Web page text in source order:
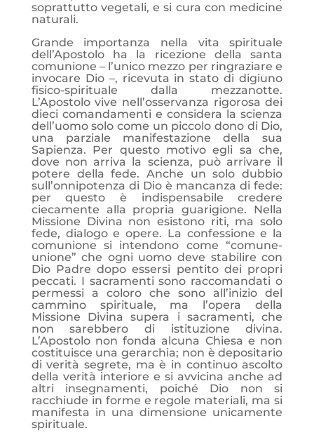
soprattutto vegetali, e si cura con medicine
naturali.
Grande importanza nella vita spirituale
dell’Apostolo ha la ricezione della santa
comunione – l’unico mezzo per ringraziare e
invocare Dio –, ricevuta in stato di digiuno
fisico-spirituale dalla mezzanotte.
L’Apostolo vive nell’osservanza rigorosa dei
dieci comandamenti e considera la scienza
dell’uomo solo come un piccolo dono di Dio,
una parziale manifestazione della sua
Sapienza. Per questo motivo egli sa che,
dove non arriva la scienza, può arrivare il
potere della fede. Anche un solo dubbio
sull’onnipotenza di Dio è mancanza di fede:
per questo è indispensabile credere
ciecamente alla propria guarigione. Nella
Missione Divina non esistono riti, ma solo
fede, dialogo e opere. La confessione e la
comunione si intendono come “comune-
unione” che ogni uomo deve stabilire con
Dio Padre dopo essersi pentito dei propri
peccati. I sacramenti sono raccomandati o
permessi a coloro che sono all’inizio del
cammino spirituale, ma l’opera della
Missione Divina supera i sacramenti, che
non sarebbero di istituzione divina.
L’Apostolo non fonda alcuna Chiesa e non
costituisce una gerarchia; non è depositario
di verità segrete, ma è in continuo ascolto
della verità interiore e si avvicina anche ad
altri insegnamenti, poiché Dio non si
racchiude in forme e regole materiali, ma si
manifesta in una dimensione unicamente
spirituale.